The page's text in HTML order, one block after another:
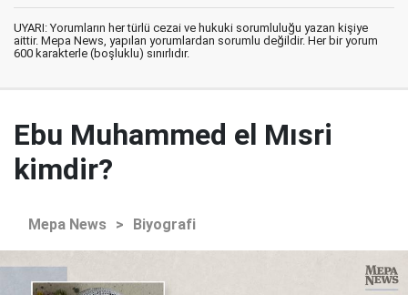
UYARI: Yorumların her türlü cezai ve hukuki sorumluluğu yazan kişiye
aittir. Mepa News, yapılan yorumlardan sorumlu değildir. Her bir yorum
600 karakterle (boşluklu) sınırlıdır.
Ebu Muhammed el Mısri
kimdir?
Mepa News > Biyografi